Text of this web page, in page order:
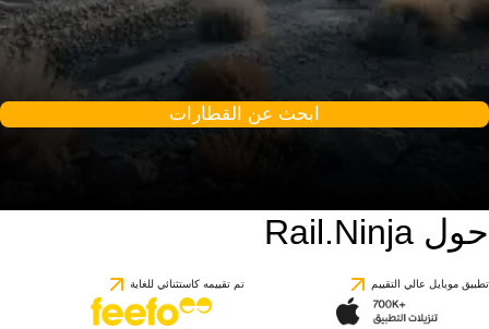
ابحث عن القطارات
حول Rail.Ninja
تطبيق موبايل عالي التقييم تم تقييمه كاستثنائي للغاية